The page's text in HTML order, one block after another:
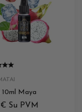
10ml Maya
€ Su PVM